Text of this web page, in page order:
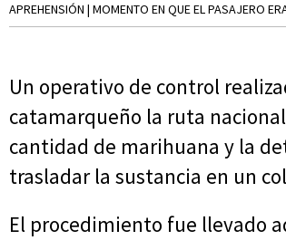
APREHENSIÓN | MOMENTO EN QUE EL PASAJERO
Un operativo de control
catamarqueño la ruta
cantidad de marihuana y la
trasladar la sustancia en un
El procedimiento fue llevado